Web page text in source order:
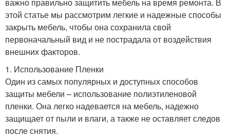
этой статье мы рассмотрим легкие и надежные способы
закрыть мебель, чтобы она сохранила свой
первоначальный вид и не пострадала от воздействия
внешних факторов.
1. Использование Пленки
Один из самых популярных и доступных способов
защиты мебели – использование полиэтиленовой
пленки. Она легко надевается на мебель, надежно
защищает от пыли и влаги, а также не оставляет следов
после снятия.